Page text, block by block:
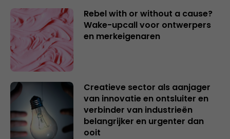
Rebel with or without a cause?
Wake-upcall voor ontwerpers
en merkeigenaren
Creatieve sector als aanjager
van innovatie en ontsluiter en
verbinder van industrieën
belangrijker en urgenter dan
ooit